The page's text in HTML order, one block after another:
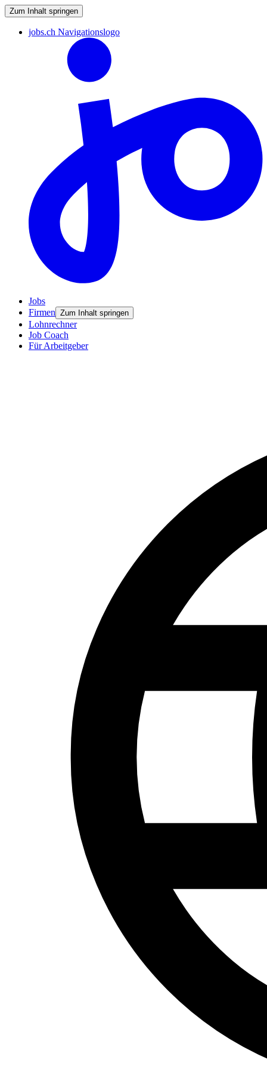
Zum Inhalt springen
jobs.ch Navigationslogo
Jobs
Firmen Zum Inhalt springen
Lohnrechner
Job Coach
Für Arbeitgeber